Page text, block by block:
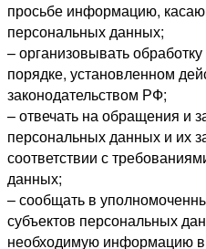
просьбе информацию,
персональных данных;
– организовывать
порядке, установленном
законодательством РФ;
– отвечать на обращения и
персональных данных и их
соответствии с
данных;
– сообщать в
субъектов персональных
необходимую информацию в